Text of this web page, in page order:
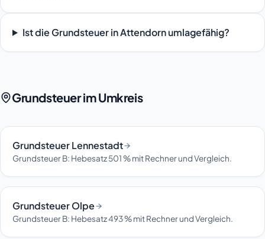
Ist die Grundsteuer in Attendorn umlagefähig?
Grundsteuer im Umkreis
Grundsteuer Lennestadt
Grundsteuer B: Hebesatz 501 % mit Rechner und Vergleich.
Grundsteuer Olpe
Grundsteuer B: Hebesatz 493 % mit Rechner und Vergleich.